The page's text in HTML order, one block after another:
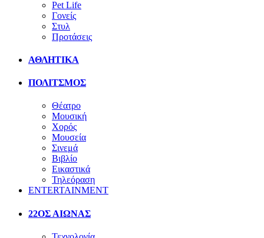
Pet Life
Γονείς
Στυλ
Προτάσεις
ΑΘΛΗΤΙΚΑ
ΠΟΛΙΤΣΜΟΣ
Θέατρο
Μουσική
Χορός
Μουσεία
Σινεμά
Βιβλίο
Εικαστικά
Τηλεόραση
ENTERTAINMENT
22ΟΣ ΑΙΩΝΑΣ